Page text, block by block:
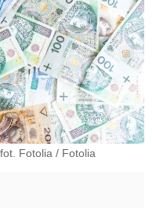
Fotolia / Fotolia